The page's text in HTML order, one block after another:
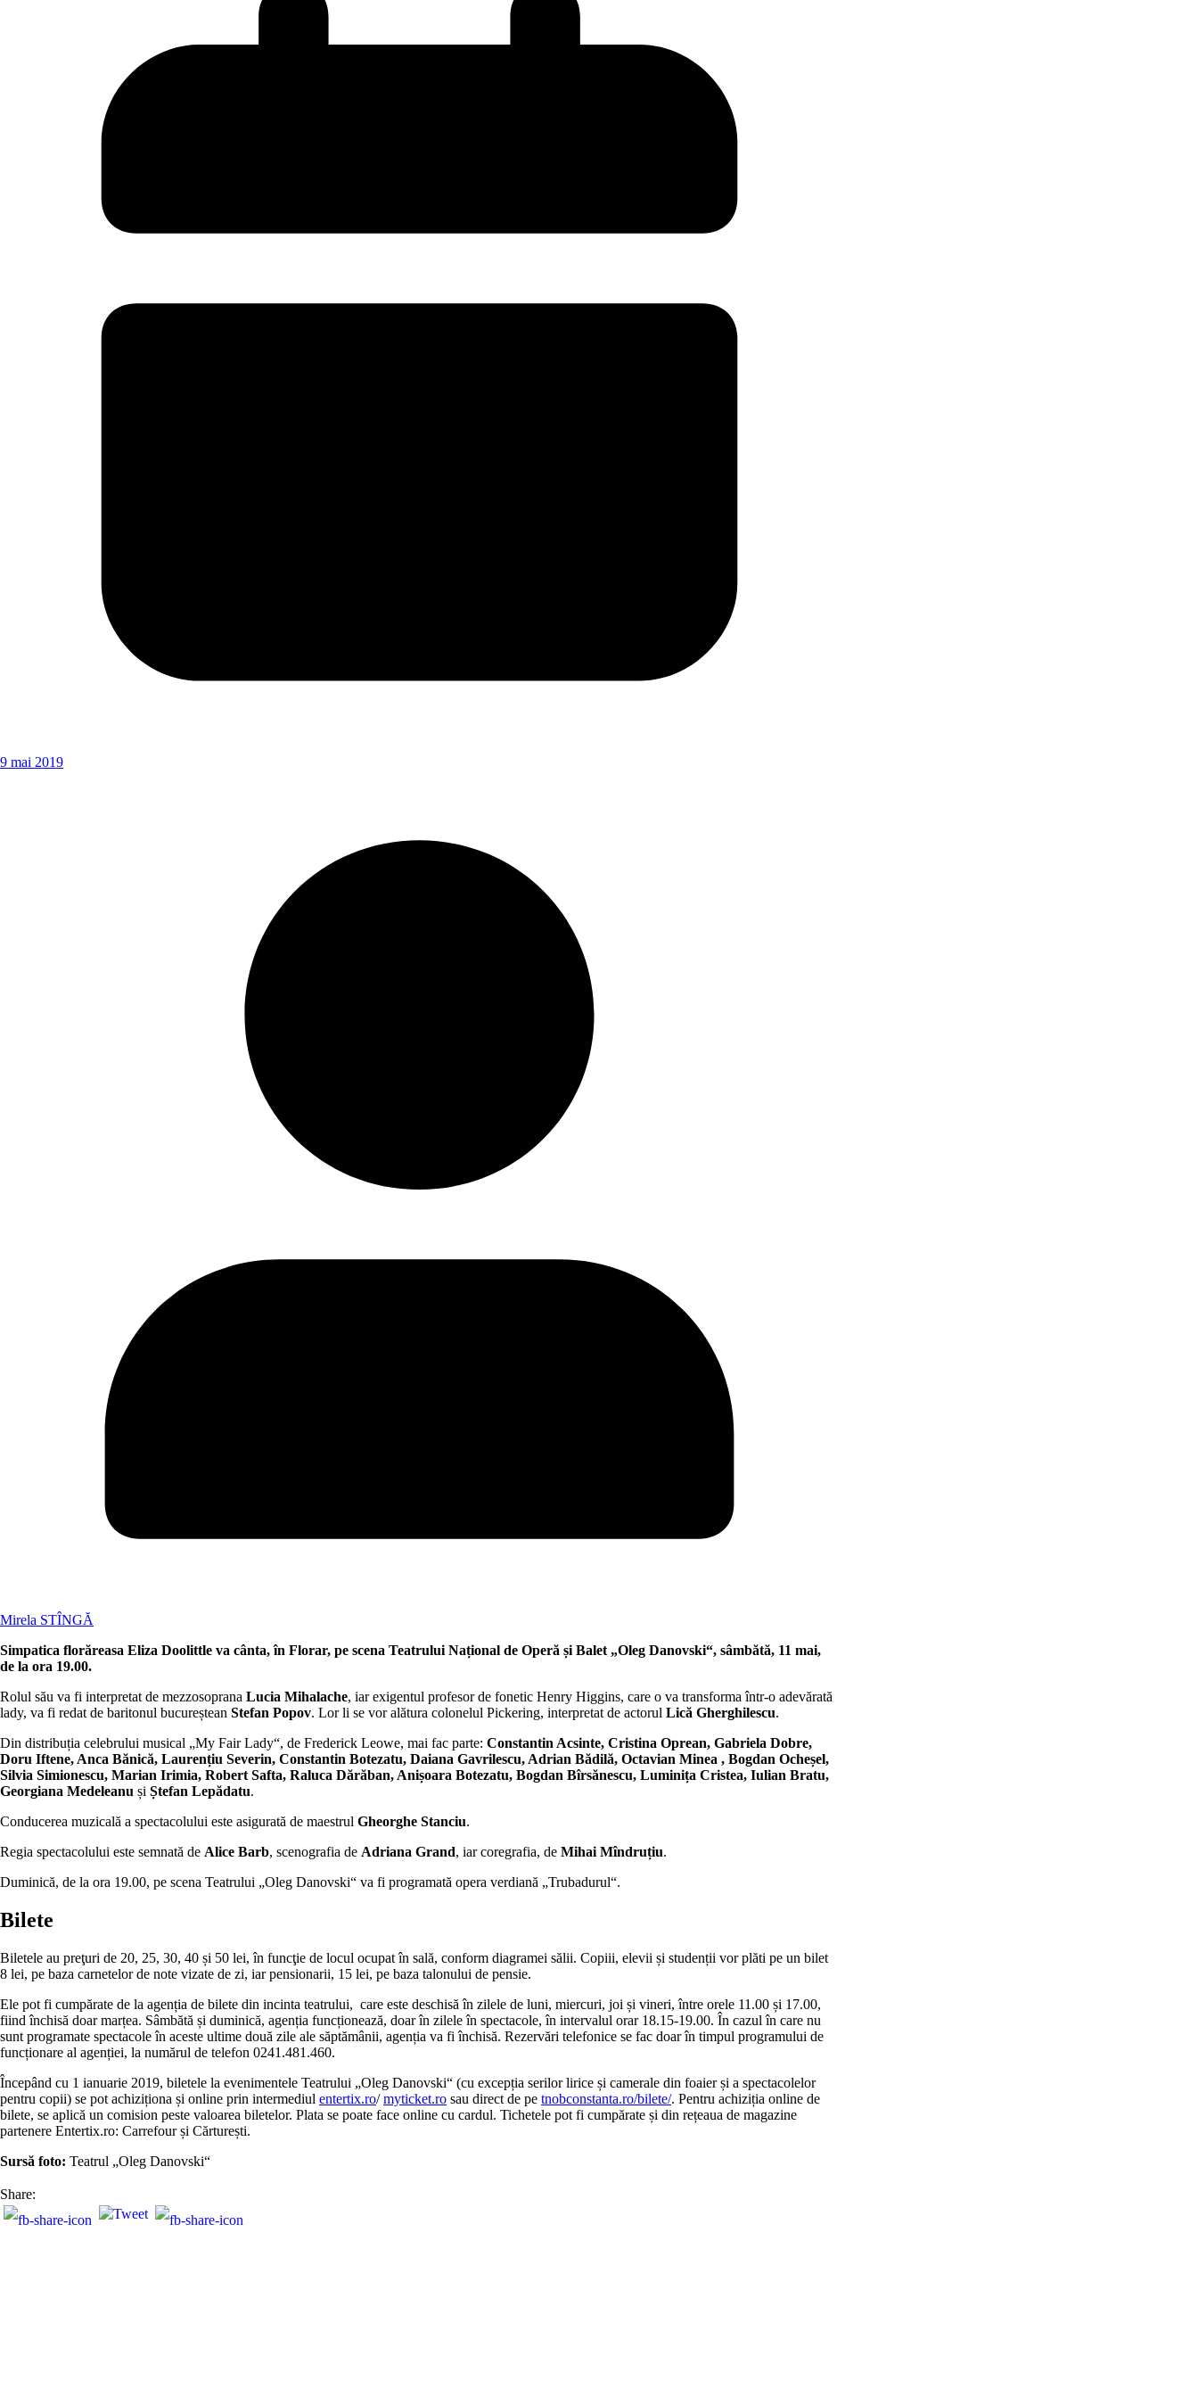
9 mai 2019
Mirela STÎNGĂ
Simpatica florăreasa Eliza Doolittle va cânta, în Florar, pe scena Teatrului Național de Operă și Balet „Oleg Danovski“, sâmbătă, 11 mai,
de la ora 19.00.
Rolul său va fi interpretat de mezzosoprana Lucia Mihalache, iar exigentul profesor de fonetic Henry Higgins, care o va transforma într-o adevărată
lady, va fi redat de baritonul bucureștean Stefan Popov. Lor li se vor alătura colonelul Pickering, interpretat de actorul Lică Gherghilescu.
Din distribuția celebrului musical „My Fair Lady“, de Frederick Leowe, mai fac parte: Constantin Acsinte, Cristina Oprean, Gabriela Dobre,
Doru Iftene, Anca Bănică, Laurențiu Severin, Constantin Botezatu, Daiana Gavrilescu, Adrian Bădilă, Octavian Minea , Bogdan Ocheșel,
Silvia Simionescu, Marian Irimia, Robert Safta, Raluca Dărăban, Anișoara Botezatu, Bogdan Bîrsănescu, Luminița Cristea, Iulian Bratu,
Georgiana Medeleanu și Ștefan Lepădatu.
Conducerea muzicală a spectacolului este asigurată de maestrul Gheorghe Stanciu.
Regia spectacolului este semnată de Alice Barb, scenografia de Adriana Grand, iar coregrafia, de Mihai Mîndruțiu.
Duminică, de la ora 19.00, pe scena Teatrului „Oleg Danovski“ va fi programată opera verdiană „Trubadurul“.
Bilete
Biletele au preţuri de 20, 25, 30, 40 și 50 lei, în funcţie de locul ocupat în sală, conform diagramei sălii. Copiii, elevii și studenții vor plăti pe un bilet
8 lei, pe baza carnetelor de note vizate de zi, iar pensionarii, 15 lei, pe baza talonului de pensie.
Ele pot fi cumpărate de la agenția de bilete din incinta teatrului, care este deschisă în zilele de luni, miercuri, joi și vineri, între orele 11.00 și 17.00,
fiind închisă doar marțea. Sâmbătă și duminică, agenția funcționează, doar în zilele în spectacole, în intervalul orar 18.15-19.00. În cazul în care nu
sunt programate spectacole în aceste ultime două zile ale săptămânii, agenția va fi închisă. Rezervări telefonice se fac doar în timpul programului de
funcționare al agenției, la numărul de telefon 0241.481.460.
Începând cu 1 ianuarie 2019, biletele la evenimentele Teatrului „Oleg Danovski“ (cu excepția serilor lirice și camerale din foaier și a spectacolelor
pentru copii) se pot achiziționa și online prin intermediul entertix.ro/myticket.ro sau direct de pe tnobconstanta.ro/bilete/. Pentru achiziția online de
bilete, se aplică un comision peste valoarea biletelor. Plata se poate face online cu cardul. Tichetele pot fi cumpărate și din rețeaua de magazine
partenere Entertix.ro: Carrefour și Cărturești.
Sursă foto: Teatrul „Oleg Danovski“
Share: